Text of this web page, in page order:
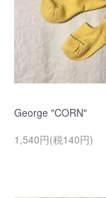
George "CORN"
1,540円(税140円)